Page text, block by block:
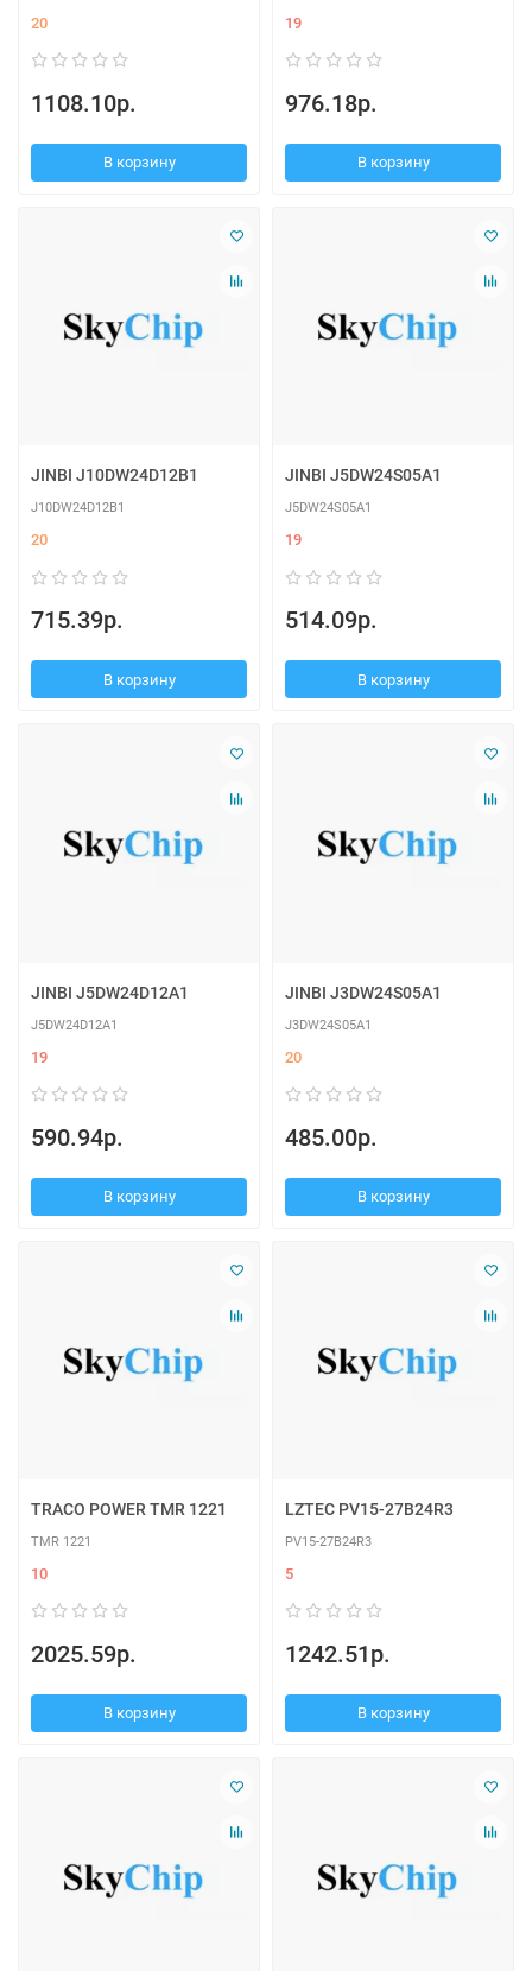
20
1108.10р.
В корзину
19
976.18р.
В корзину
JINBI J10DW24D12B1
J10DW24D12B1
20
715.39р.
В корзину
JINBI J5DW24S05A1
J5DW24S05A1
19
514.09р.
В корзину
JINBI J5DW24D12A1
J5DW24D12A1
19
590.94р.
В корзину
JINBI J3DW24S05A1
J3DW24S05A1
20
485.00р.
В корзину
TRACO POWER TMR 1221
TMR 1221
10
2025.59р.
В корзину
LZTEC PV15-27B24R3
PV15-27B24R3
5
1242.51р.
В корзину